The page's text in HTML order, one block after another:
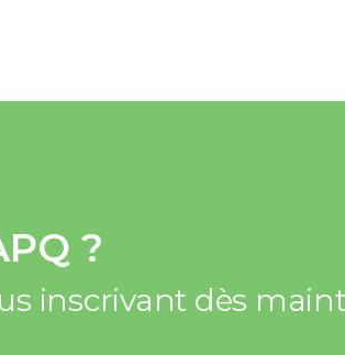
?
inscrivant dès